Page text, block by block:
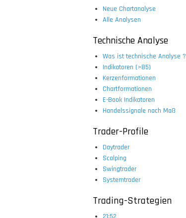
Neue Chartanalyse
Alle Analysen
Technische Analyse
Was ist technische Analyse ?
Indikatoren (>85)
Kerzenformationen
Chartformationen
E-Book Indikatoren
Handelssignale nach Maß
Trader-Profile
Daytrader
Scalping
Swingtrader
Systemtrader
Trading-Strategien